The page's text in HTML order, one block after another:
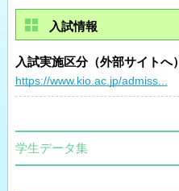
入試情報
入試実施区分（外部サイトへ）
https://www.kio.ac.jp/admiss...
学生データ集